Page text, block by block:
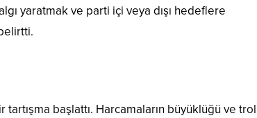
yaratmak ve parti içi veya dışı hedeflere
başlattı. Harcamaların büyüklüğü ve trol